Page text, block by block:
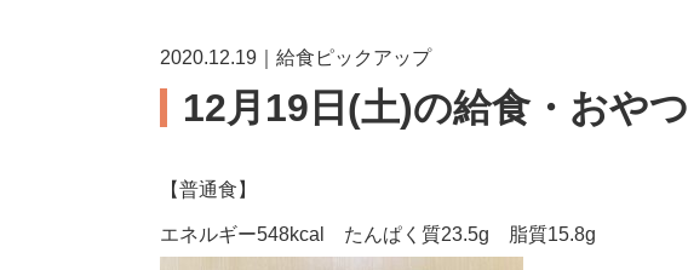
2020.12.19｜給食ピックアップ
12月19日(土)の給食・おやつ
【普通食】
エネルギー548kcal たんぱく質23.5g 脂質15.8g